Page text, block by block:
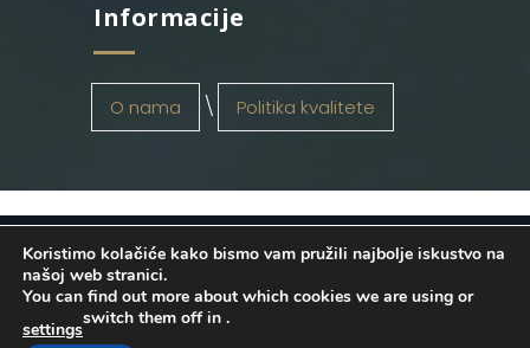
Informacije
O nama Politika kvalitete
OSATINA GRUPA d.o.o. 2026
. Configured
byINFOS Osijek. Sva prava pridržana.
Koristimo kolačiće kako bismo vam pružili najbolje iskustvo na
našoj web stranici.
You can find out more about which cookies we are using or
switch them off in
settings
.